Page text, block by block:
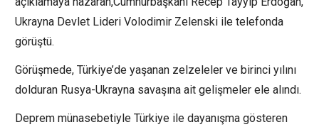
Ukrayna Devlet Lideri Volodimir Zelenski ile telefonda
görüştü.
Görüşmede, Türkiye’de yaşanan zelzeleler ve birinci yılını
dolduran Rusya-Ukrayna savaşına ait gelişmeler ele alındı.
Deprem münasebetiyle Türkiye ile dayanışma gösteren